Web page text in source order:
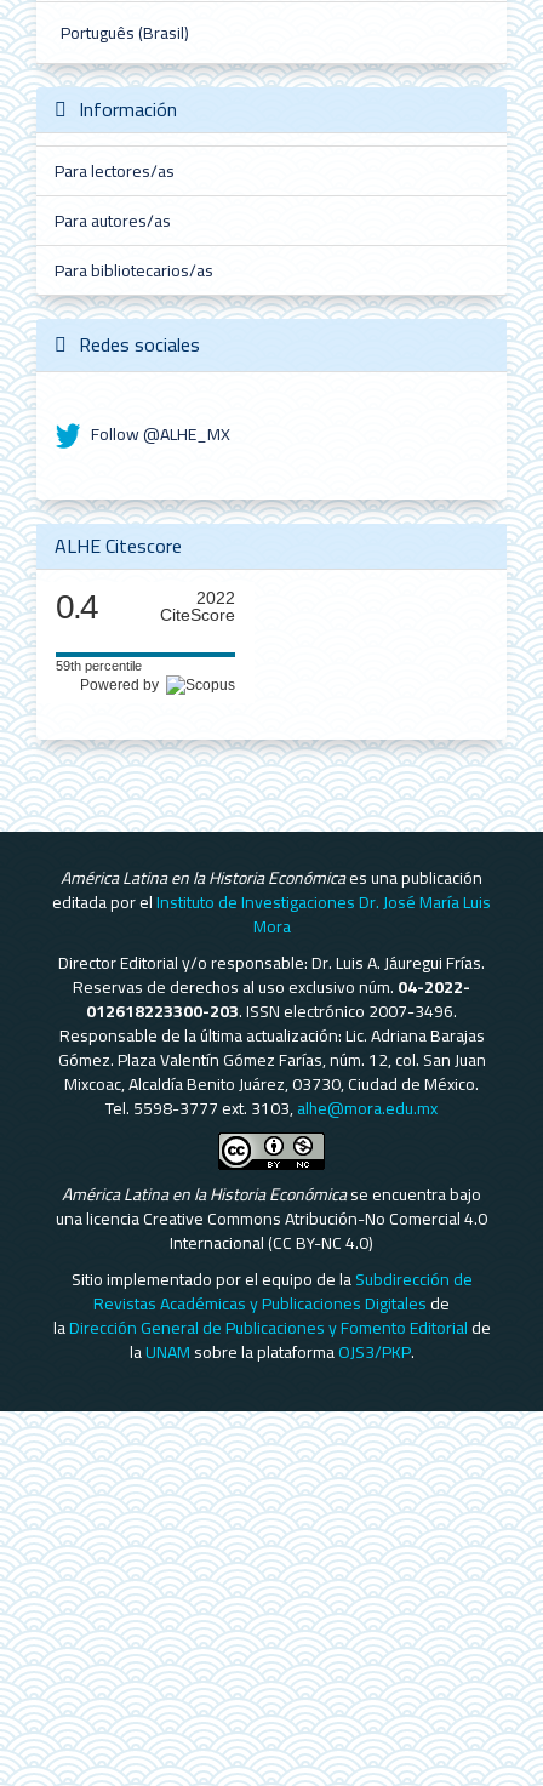
Português (Brasil)
Información
Para lectores/as
Para autores/as
Para bibliotecarios/as
Redes sociales
Follow @ALHE_MX
ALHE Citescore
0.4
2022
CiteScore
59th percentile
Powered by
América Latina en la Historia Económicaes una publicación
editada por elInstituto de Investigaciones Dr. José María Luis
Mora
Director Editorial y/o responsable: Dr. Luis A. Jáuregui Frías.
Reservas de derechos al uso exclusivo núm.04-2022-
012618223300-203. ISSN electrónico 2007-3496.
Responsable de la última actualización: Lic. Adriana Barajas
Gómez. Plaza Valentín Gómez Farías, núm. 12, col. San Juan
Mixcoac, Alcaldía Benito Juárez, 03730, Ciudad de México.
Tel. 5598-3777 ext. 3103,alhe@mora.edu.mx
América Latina en la Historia Económicase encuentra bajo
una licencia Creative Commons Atribución-No Comercial 4.0
Internacional (CC BY-NC 4.0)
Sitio implementado por el equipo de laSubdirección de
Revistas Académicas y Publicaciones Digitalesde
laDirección General de Publicaciones y Fomento Editorialde
laUNAMsobre la plataformaOJS3/PKP.